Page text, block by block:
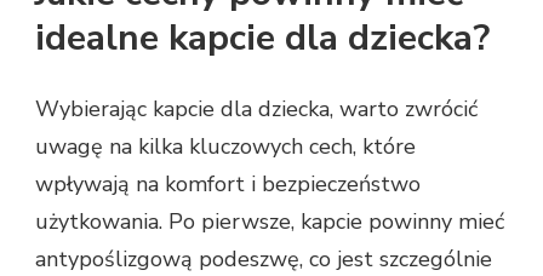
idealne kapcie dla dziecka?
Wybierając kapcie dla dziecka, warto zwrócić
uwagę na kilka kluczowych cech, które
wpływają na komfort i bezpieczeństwo
użytkowania. Po pierwsze, kapcie powinny mieć
antypoślizgową podeszwę, co jest szczególnie